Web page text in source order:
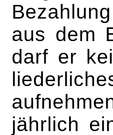
aus dem
darf er
jährlich